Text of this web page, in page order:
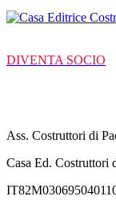
DIVENTA SOCIO
Ass. Costruttori di
Casa Ed. Costruttori